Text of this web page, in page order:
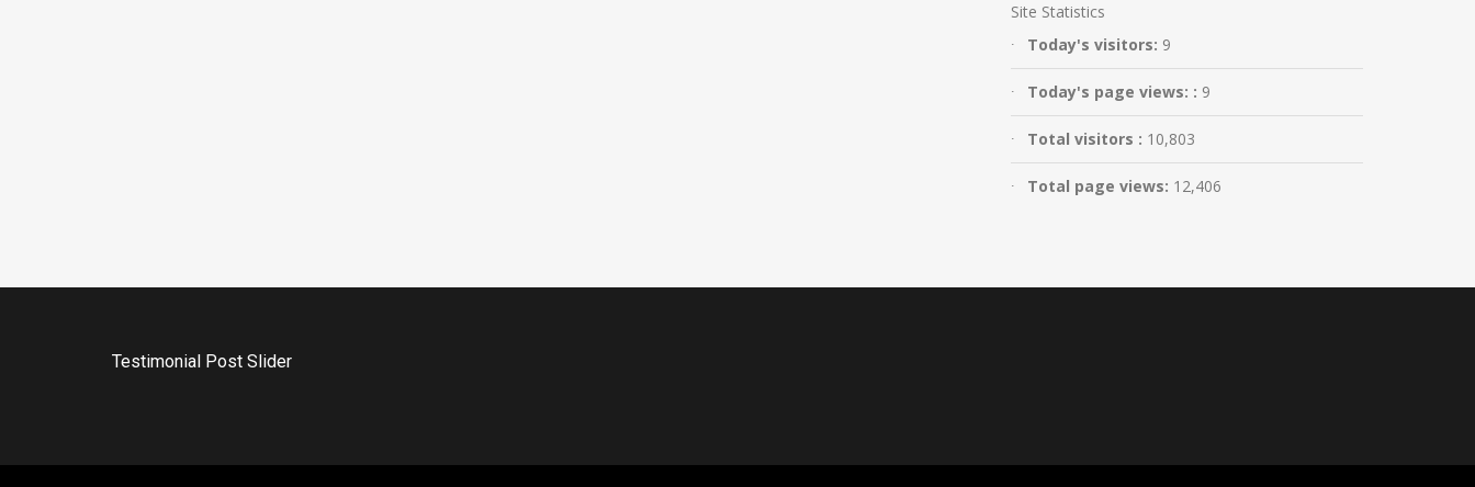
Site Statistics
Today's visitors: 9
Today's page views: : 9
Total visitors : 10,803
Total page views: 12,406
Testimonial Post Slider